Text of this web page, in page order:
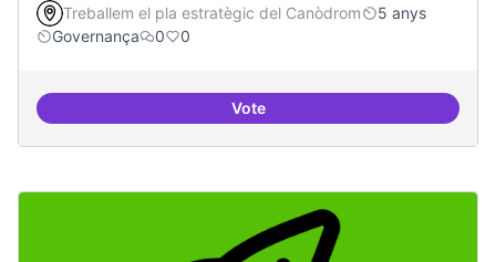
Treballem el pla estratègic del Canòdrom
5 anys
Governança
0 0
VoteGovernança oberta i multinivell